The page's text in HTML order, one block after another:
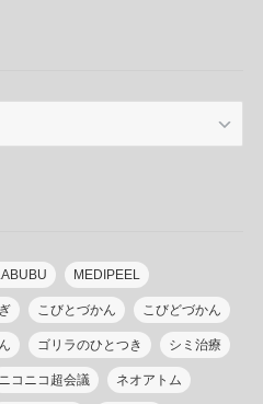
MEDIPEEL
こびとづかん こびどづかん
ゴリラのひとつき シミ治療
ニコニコ超会議 ネオアトム